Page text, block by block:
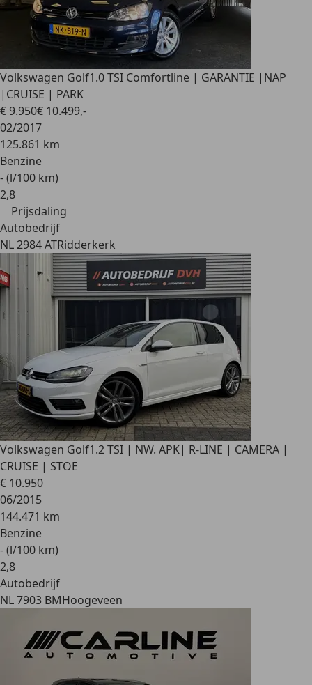
Volkswagen Golf1.0 TSI Comfortline | GARANTIE |NAP
|CRUISE | PARK
€ 9.950€ 10.499,-
02/2017
125.861 km
Benzine
- (l/100 km)
2,8
Prijsdaling
Autobedrijf
NL 2984 ATRidderkerk
Volkswagen Golf1.2 TSI | NW. APK| R-LINE | CAMERA |
CRUISE | STOE
€ 10.950
06/2015
144.471 km
Benzine
- (l/100 km)
2,8
Autobedrijf
NL 7903 BMHoogeveen